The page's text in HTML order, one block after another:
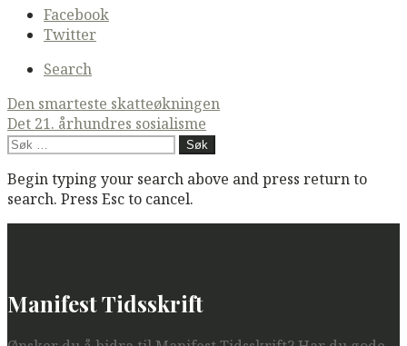
Secondary
navigation
Facebook
Twitter
Search
Post
navigation
Den smarteste skatteøkningen
Det 21. århundres sosialisme
Søk
Begin typing your search above and press return to
search. Press Esc to cancel.
Manifest Tidsskrift